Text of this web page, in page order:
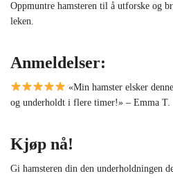
Oppmuntre hamsteren til å utforske og
leken.
Anmeldelser:
«Min hamster elsker
og underholdt i flere timer!» – Emma T.
Kjøp nå!
Gi hamsteren din den underholdningen